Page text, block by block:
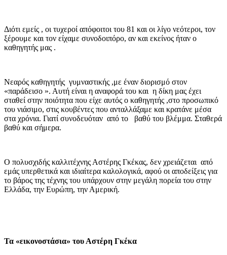
Διότι εμείς , οι τυχεροί απόφοιτοι του 81 και οι λίγο νεότεροι, τον
ξέρουμε και τον είχαμε συνοδοιπόρο, αν και εκείνος ήταν ο
καθηγητής μας .
Νεαρός καθηγητής γυμναστικής ,με έναν διορισμό στον
«παράδεισο ». Αυτή είναι η αναφορά του και η δίκη μας έχει
σταθεί στην ποιότητα που είχε αυτός ο καθηγητής ,στο προσωπικό
του νιάσιμο, στις κουβέντες που ανταλλάξαμε και κρατάνε μέσα
στα χρόνια. Γιατί συνοδευόταν από το βαθύ του βλέμμα. Σταθερά
βαθύ και σήμερα.
Ο πολυσχιδής καλλιτέχνης Αστέρης Γκέκας, δεν χρειάζεται από
εμάς υπερθετικά και ιδιαίτερα καλολογικά, αφού οι αποδείξεις για
το βάρος της τέχνης του υπάρχουν στην μεγάλη πορεία του στην
Ελλάδα, την Ευρώπη, την Αμερική.
Τα «εικονοστάσια» του Αστέρη Γκέκα